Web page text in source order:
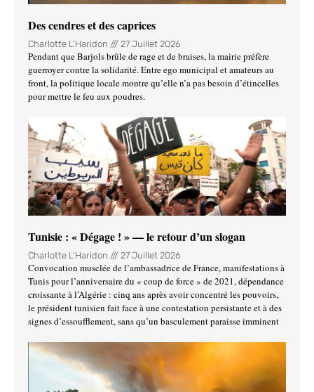
Des cendres et des caprices
Charlotte L'Haridon 27 Juillet 2026
Pendant que Barjols brûle de rage et de braises, la mairie préfère
guerroyer contre la solidarité. Entre ego municipal et amateurs au
front, la politique locale montre qu’elle n’a pas besoin d’étincelles
pour mettre le feu aux poudres.
Tunisie : « Dégage ! » — le retour d’un slogan
Charlotte L'Haridon 27 Juillet 2026
Convocation musclée de l’ambassadrice de France, manifestations à
Tunis pour l’anniversaire du « coup de force » de 2021, dépendance
croissante à l’Algérie : cinq ans après avoir concentré les pouvoirs,
le président tunisien fait face à une contestation persistante et à des
signes d’essoufflement, sans qu’un basculement paraisse imminent